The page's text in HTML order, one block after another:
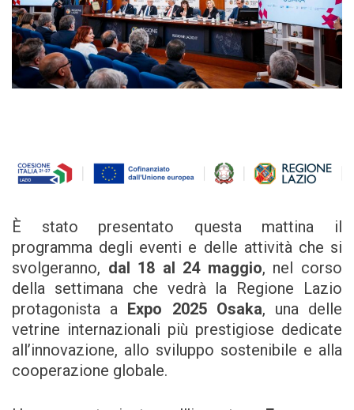
È stato presentato questa mattina il
programma degli eventi e delle attività che si
svolgeranno, dal 18 al 24 maggio, nel corso
della settimana che vedrà la Regione Lazio
protagonista a Expo 2025 Osaka, una delle
vetrine internazionali più prestigiose dedicate
all’innovazione, allo sviluppo sostenibile e alla
cooperazione globale.